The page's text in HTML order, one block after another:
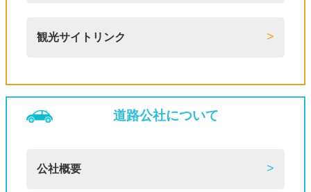
観光サイトリンク
道路公社について
公社概要